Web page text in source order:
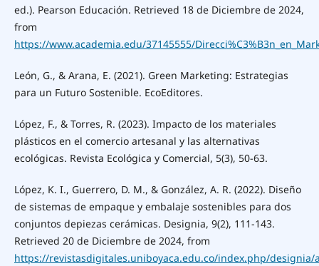
ed.). Pearson Educación. Retrieved 18 de Diciembre de 2024,
from
https://www.academia.edu/37145555/
León, G., & Arana, E. (2021). Green Marketing: Estrategias
para un Futuro Sostenible. EcoEditores.
López, F., & Torres, R. (2023). Impacto de los materiales
plásticos en el comercio artesanal y las alternativas
ecológicas. Revista Ecológica y Comercial, 5(3), 50-63.
López, K. I., Guerrero, D. M., & González, A. R. (2022). Diseño
de sistemas de empaque y embalaje sostenibles para dos
conjuntos depiezas cerámicas. Designia, 9(2), 111-143.
Retrieved 20 de Diciembre de 2024, from
https://revistasdigitales.uniboyaca.edu.co/index.php/designia/